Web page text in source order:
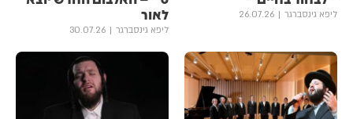
ליפא גינסברגר 26.07.26
לאור
ליפא גינסברגר 30.07.26